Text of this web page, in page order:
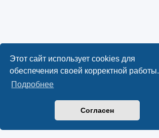
Этот сайт использует cookies для
обеспечения своей корректной работы.
Подробнее
Согласен